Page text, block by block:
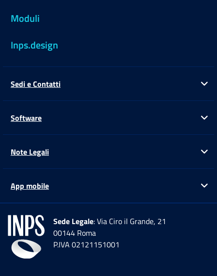
Moduli
Inps.design
Sedi e Contatti
Software
Note Legali
App mobile
Sede Legale: Via Ciro il Grande, 21
00144 Roma
P.IVA 02121151001